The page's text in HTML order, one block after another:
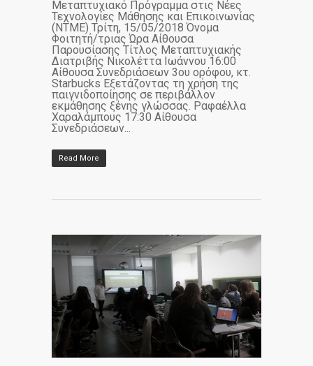
Μεταπτυχιακό Πρόγραμμα στις Νέες
Τεχνολογίες Μάθησης και Επικοινωνίας
(ΝΤΜΕ) Τρίτη, 15/05/2018 Όνομα
Φοιτητή/τριας Ώρα Αίθουσα
Παρουσίασης Τίτλος Μεταπτυχιακής
Διατριβής Νικολέττα Ιωάννου 16:00
Αίθουσα Συνεδριάσεων 3ου ορόφου, κτ.
Starbucks Εξετάζοντας τη χρήση της
παιγνιδοποίησης σε περιβάλλον
εκμάθησης ξένης γλώσσας. Ραφαέλλα
Χαραλάμπους 17:30 Αίθουσα
Συνεδριάσεων...
Read More